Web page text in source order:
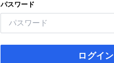
パスワード
ログイン